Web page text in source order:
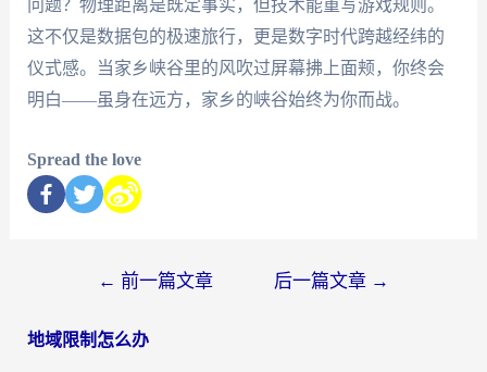
问题？物理距离是既定事实，但技术能重写游戏规则。
这不仅是数据包的极速旅行，更是数字时代跨越经纬的
仪式感。当家乡峡谷里的风吹过屏幕拂上面颊，你终会
明白——虽身在远方，家乡的峡谷始终为你而战。
Spread the love
← 前一篇文章 后一篇文章 →
地域限制怎么办